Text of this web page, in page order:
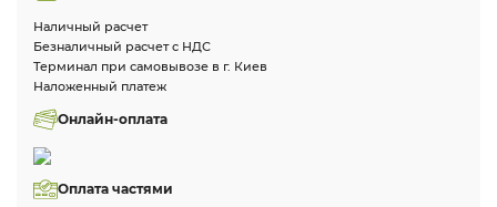
Наличный расчет
Безналичный расчет с НДС
Терминал при самовывозе в г. Киев
Наложенный платеж
Онлайн-оплата
Оплата частями